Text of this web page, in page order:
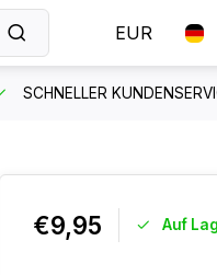
EUR
SCHNELLER
€9,95 Auf